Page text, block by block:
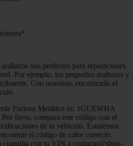
son perfectos para reparaciones
Por ejemplo, los pequeños arañazos y
Con nosotros, encontrarás el
Furioso Metálico es: 1GCEWHA
favor, compara este código con el
de tu vehículo. Estaremos
el código de color correcto.
consulta con tu VIN a contacto@shop-